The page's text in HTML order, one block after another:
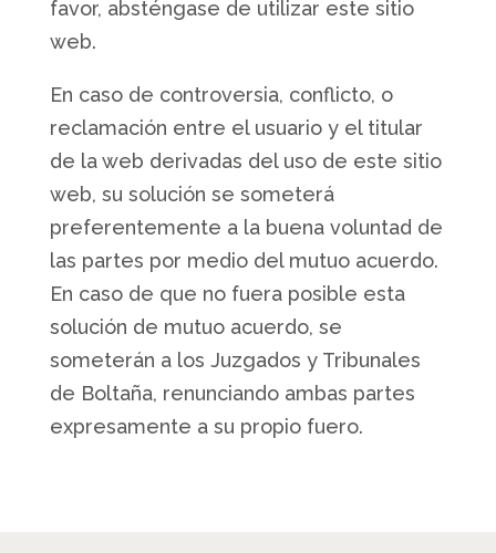
favor, absténgase de utilizar este sitio
web.
En caso de controversia, conflicto, o
reclamación entre el usuario y el titular
de la web derivadas del uso de este sitio
web, su solución se someterá
preferentemente a la buena voluntad de
las partes por medio del mutuo acuerdo.
En caso de que no fuera posible esta
solución de mutuo acuerdo, se
someterán a los Juzgados y Tribunales
de Boltaña, renunciando ambas partes
expresamente a su propio fuero.